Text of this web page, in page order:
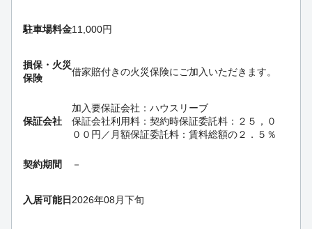
駐車場料金11,000円
損保・ 火災
保険
借家賠付きの火災保険にご加入いただきます。
保証会社
加入要保証会社：ハウスリーブ
保証会社利用料：契約時保証委託料：２５，０
００円／月額保証委託料：賃料総額の２．５％
契約期間 －
入居可能日 2026年08月下旬